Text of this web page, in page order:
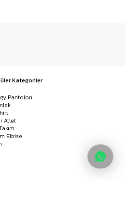
Kategoriler
Pantolon
Atlet
Elbise